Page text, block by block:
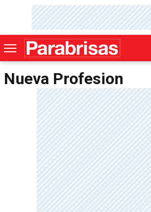
Nueva Profesion